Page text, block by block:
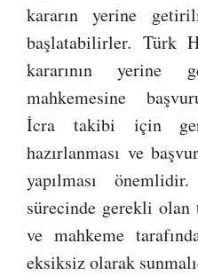
kararın yerine
başlatabilirler. Türk
kararının yerine
mahkemesine
İcra takibi için
hazırlanması ve
yapılması
sürecinde gerekli olan
ve mahkeme
eksiksiz olarak